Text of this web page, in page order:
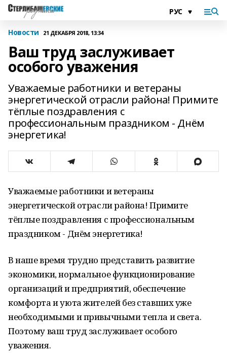
Новости 21 ДЕКАБРЯ 2018, 13:34
Ваш труд заслуживает
особого уважения
Уважаемые работники и ветераны
энергетической отрасли района! Примите
тёплые поздравления с
профессиональным праздником - Днём
энергетика!
Уважаемые работники и ветераны
энергетической отрасли района! Примите
тёплые поздравления с профессиональным
праздником - Днём энергетика!
В наше время трудно представить развитие
экономики, нормальное функционирование
организаций и предприятий, обеспечение
комфорта и уюта жителей без ставших уже
необходимыми и привычными тепла и света.
Поэтому ваш труд заслуживает особого
уважения.